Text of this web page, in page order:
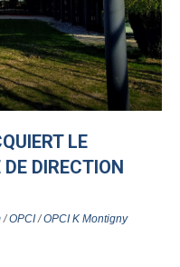
LE
DIRECTION
/OPCI/OPCI K Montigny